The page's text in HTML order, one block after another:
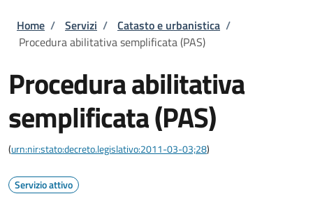
Briciole di pane
Home / Servizi / Catasto e urbanistica /
Procedura abilitativa semplificata (PAS)
Procedura abilitativa
semplificata (PAS)
(urn:nir:stato:decreto.legislativo:2011-03-03;28)
Servizio attivo